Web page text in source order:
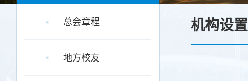
总会章程
地方校友
机构设置